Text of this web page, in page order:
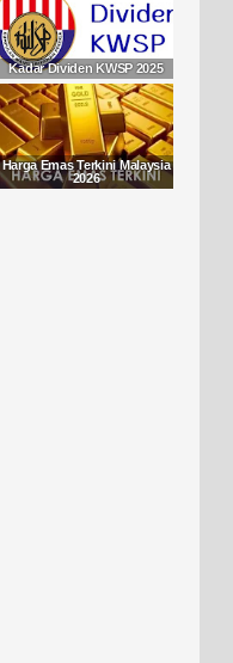
Kadar Dividen KWSP 2025
Harga Emas Terkini Malaysia
2026